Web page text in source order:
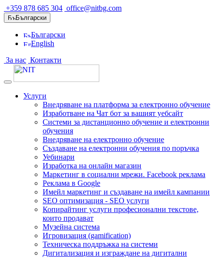
+359 878 685 304 office@nitbg.com
Български
Български
English
За нас Контакти
Услуги
Внедряване на платформа за електронно обучение
Изработване на Чат бот за вашият уебсайт
Системи за дистанционно обучение и електронни
обучения
Внедряване на електронно обучение
Създаване на електронни обучения по поръчка
Уебинари
Изработка на онлайн магазин
Маркетинг в социални мрежи. Facebook реклама
Реклама в Google
Имейл маркетинг и създаване на имейл кампании
SEO оптимизация - SEO услуги
Копирайтинг услуги професионални текстове,
които продават
Музейна система
Игровизация (gamification)
Техническа поддръжка на системи
Дигитализация и изграждане на дигитални